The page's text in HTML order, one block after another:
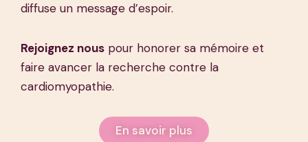
diffuse un message d’espoir.
Rejoignez nous pour honorer sa mémoire et
faire avancer la recherche contre la
cardiomyopathie.
En savoir plus